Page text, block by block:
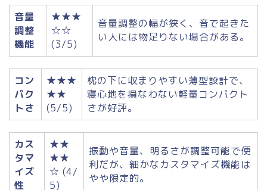
音量
調整
機能
★★★
☆☆
(3/5)
音量調整の幅が狭く、音で起きた
い人には物足りない場合がある。
コン
パク
トさ
★★★
★★
(5/5)
枕の下に収まりやすい薄型設計で、
寝心地を損なわない軽量コンパクト
さが好評。
カス
タマ
イズ
性
★★
★★
☆ (4/
5)
振動や音量、明るさが調整可能で便
利だが、細かなカスタマイズ機能は
やや限定的。